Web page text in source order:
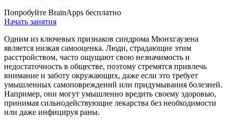
Попробуйте BrainApps бесплатно
Начать занятия
Одним из ключевых признаков синдрома Мюнхгаузена
является низкая самооценка. Люди, страдающие этим
расстройством, часто ощущают свою незначимость и
недостаточность в обществе, поэтому стремятся привлечь
внимание и заботу окружающих, даже если это требует
умышленных самоповреждений или придумывания болезней.
Например, они могут умышленно вредить своему здоровью,
принимая сильнодействующие лекарства без необходимости
или даже инфицируя раны.